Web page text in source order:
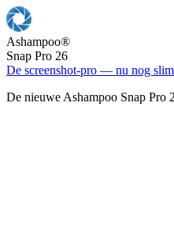
Ashampoo®
Snap Pro 26
De screenshot-pro — nu nog
De nieuwe Ashampoo Snap